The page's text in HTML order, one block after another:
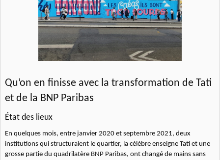
Qu’on en finisse avec la transformation de Tati
et de la BNP Paribas
État des lieux
En quelques mois, entre janvier 2020 et septembre 2021, deux
institutions qui structuraient le quartier, la célèbre enseigne Tati et une
grosse partie du quadrilatère BNP Paribas, ont changé de mains sans